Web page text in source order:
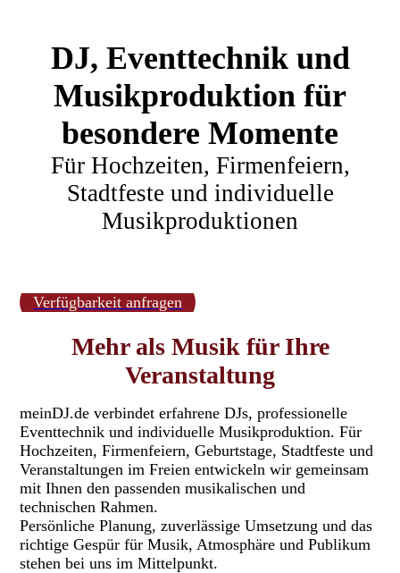
DJ, Eventtechnik und
Musikproduktion für
besondere Momente
Für Hochzeiten, Firmenfeiern,
Stadtfeste und individuelle
Musikproduktionen
Verfügbarkeit anfragen
Mehr als Musik für Ihre
Veranstaltung
meinDJ.de verbindet erfahrene DJs, professionelle
Eventtechnik und individuelle Musikproduktion. Für
Hochzeiten, Firmenfeiern, Geburtstage, Stadtfeste und
Veranstaltungen im Freien entwickeln wir gemeinsam
mit Ihnen den passenden musikalischen und
technischen Rahmen.
Persönliche Planung, zuverlässige Umsetzung und das
richtige Gespür für Musik, Atmosphäre und Publikum
stehen bei uns im Mittelpunkt.